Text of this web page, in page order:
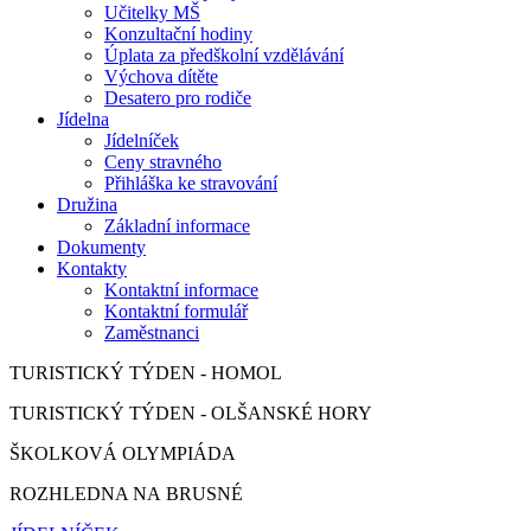
Učitelky MŠ
Konzultační hodiny
Úplata za předškolní vzdělávání
Výchova dítěte
Desatero pro rodiče
Jídelna
Jídelníček
Ceny stravného
Přihláška ke stravování
Družina
Základní informace
Dokumenty
Kontakty
Kontaktní informace
Kontaktní formulář
Zaměstnanci
TURISTICKÝ TÝDEN - HOMOL
TURISTICKÝ TÝDEN - OLŠANSKÉ HORY
ŠKOLKOVÁ OLYMPIÁDA
ROZHLEDNA NA BRUSNÉ